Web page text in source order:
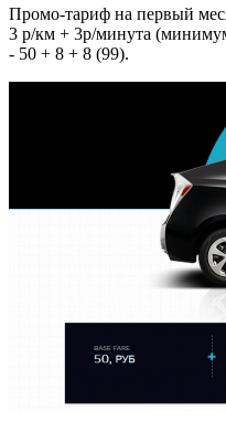
Промо-тариф на первый
3 р/км + 3р/минута
- 50 + 8 + 8 (99).